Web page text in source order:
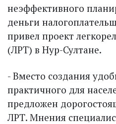
неэффективного
деньги
привел проект
(ЛРТ) в Нур-Султане.
- Вместо создания
практичного для
предложен
ЛРТ. Мнения